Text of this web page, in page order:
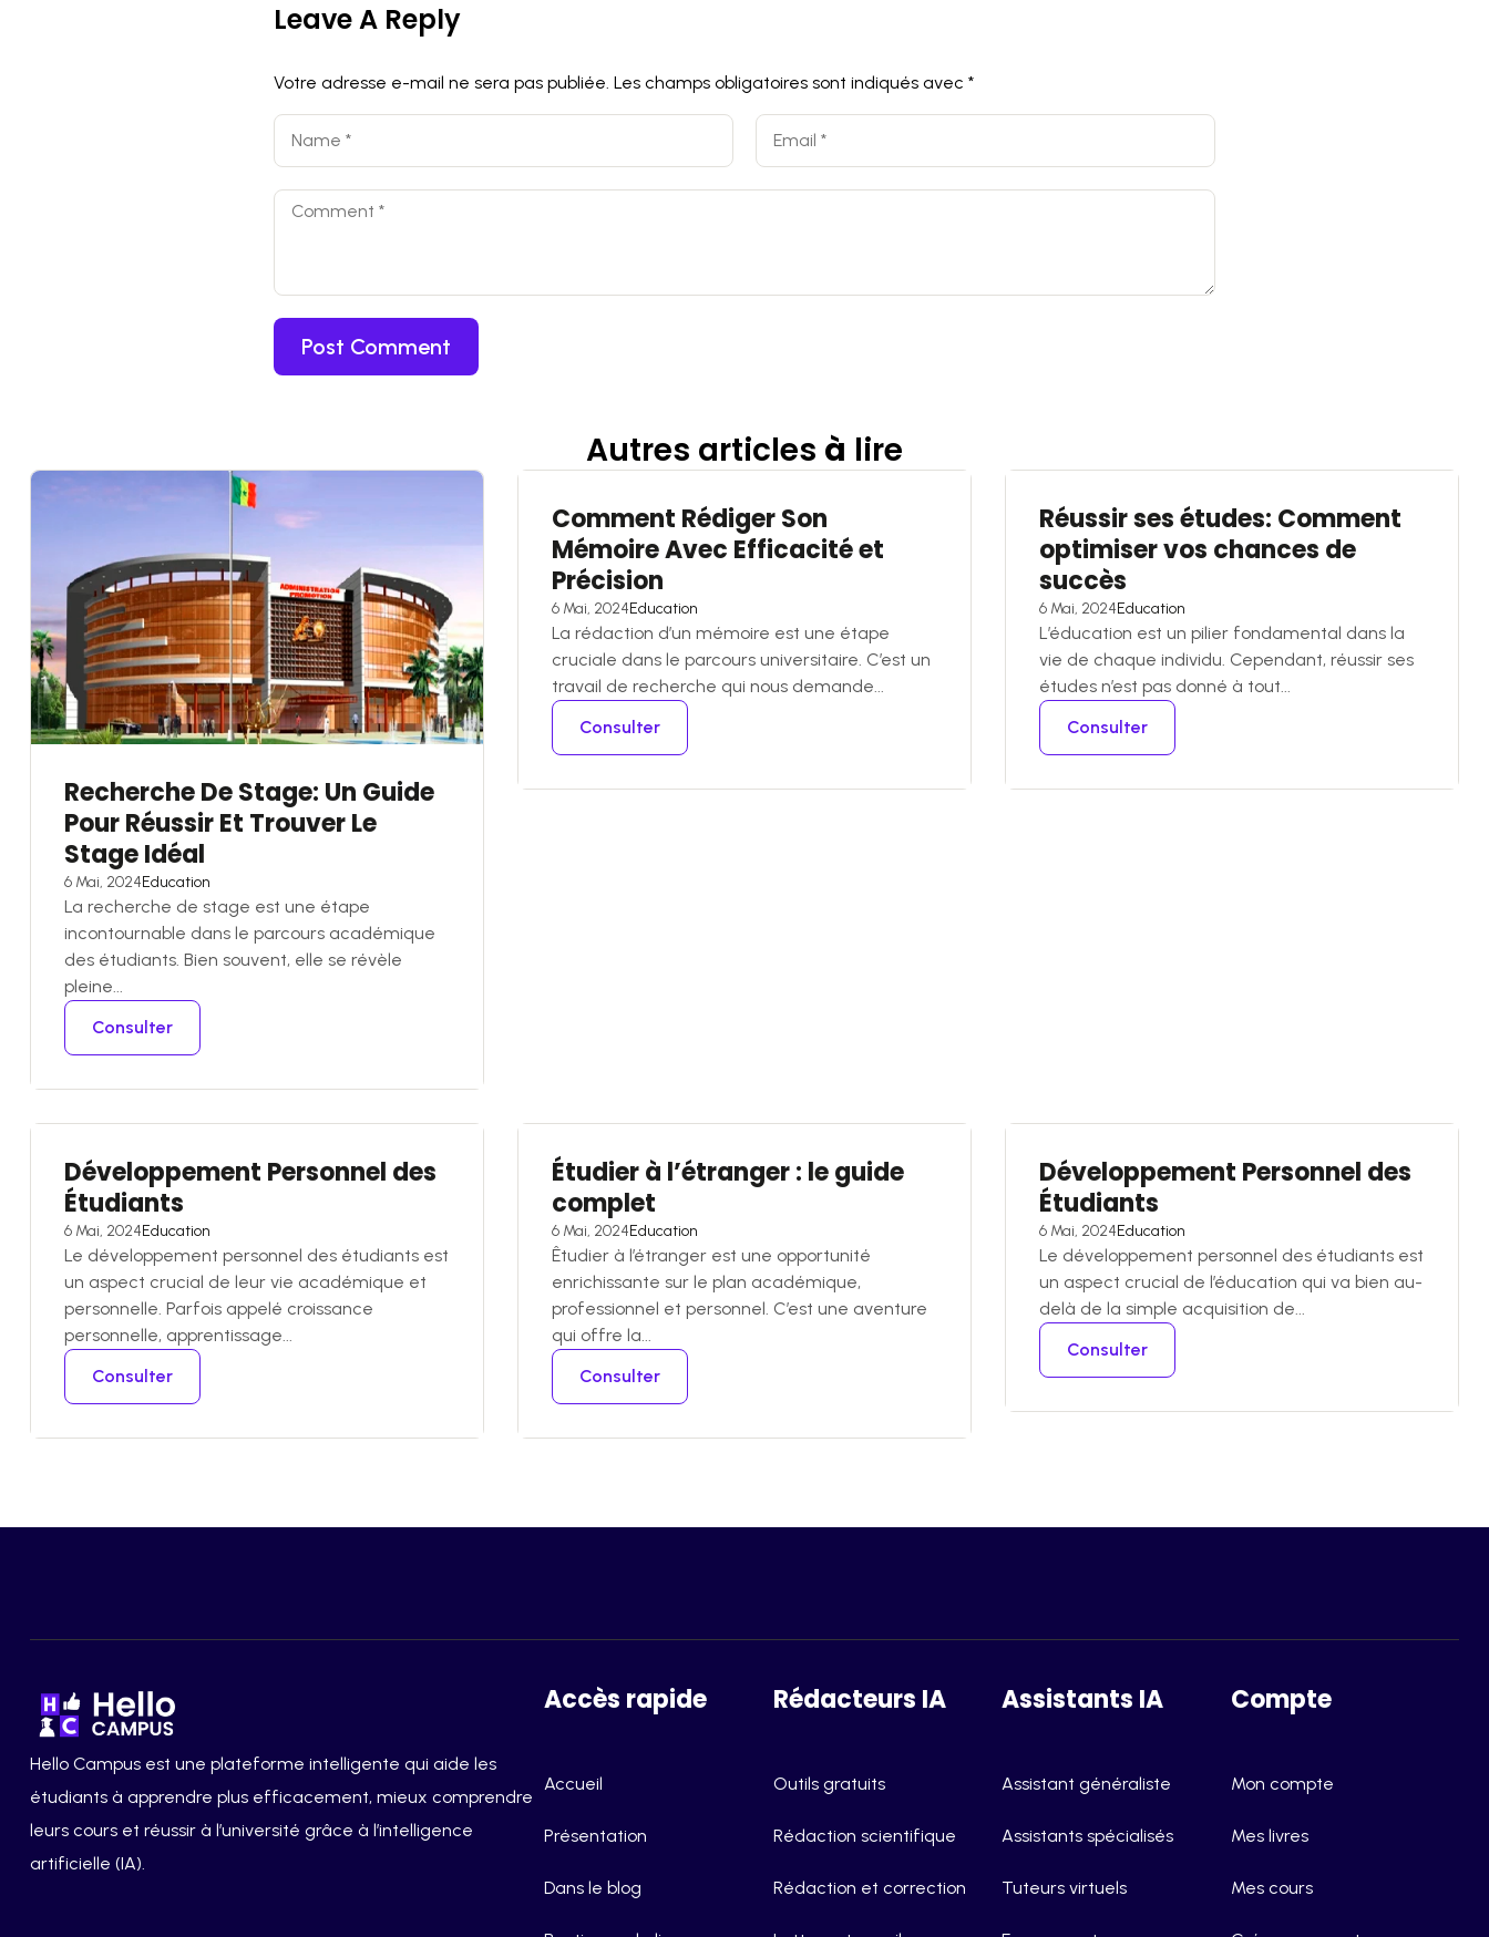
Leave A Reply
Votre adresse e-mail ne sera pas publiée. Les champs obligatoires sont indiqués avec *
Autres articles à lire
Recherche De Stage: Un Guide
Pour Réussir Et Trouver Le
Stage Idéal
6 Mai, 2024Education
La recherche de stage est une étape
incontournable dans le parcours académique
des étudiants. Bien souvent, elle se révèle
pleine...
Consulter
Comment Rédiger Son
Mémoire Avec Efficacité et
Précision
6 Mai, 2024Education
La rédaction d’un mémoire est une étape
cruciale dans le parcours universitaire. C’est un
travail de recherche qui nous demande...
Consulter
Réussir ses études: Comment
optimiser vos chances de
succès
6 Mai, 2024Education
L’éducation est un pilier fondamental dans la
vie de chaque individu. Cependant, réussir ses
études n’est pas donné à tout...
Consulter
Développement Personnel des
Étudiants
6 Mai, 2024Education
Le développement personnel des étudiants est
un aspect crucial de leur vie académique et
personnelle. Parfois appelé croissance
personnelle, apprentissage...
Consulter
Étudier à l’étranger : le guide
complet
6 Mai, 2024Education
Êtudier à l’étranger est une opportunité
enrichissante sur le plan académique,
professionnel et personnel. C’est une aventure
qui offre la...
Consulter
Développement Personnel des
Étudiants
6 Mai, 2024Education
Le développement personnel des étudiants est
un aspect crucial de l’éducation qui va bien au-
delà de la simple acquisition de...
Consulter
Hello Campus est une plateforme intelligente qui aide les
étudiants à apprendre plus efficacement, mieux comprendre
leurs cours et réussir à l’université grâce à l’intelligence
artificielle (IA).
Accès rapide
Accueil
Présentation
Dans le blog
Rédacteurs IA
Outils gratuits
Rédaction scientifique
Rédaction et correction
Assistants IA
Assistant généraliste
Assistants spécialisés
Tuteurs virtuels
Compte
Mon compte
Mes livres
Mes cours